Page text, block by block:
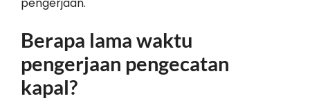
pengerjaan.
Berapa lama waktu
pengerjaan pengecatan
kapal?